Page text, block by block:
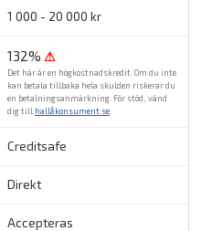
1 000 - 20 000 kr
132% ⚠
Det här är en högkostnadskredit. Om du inte
kan betala tillbaka hela skulden riskerar du
en betalningsanmärkning. För stöd, vänd
dig till hallåkonsument.se
Creditsafe
Direkt
Accepteras